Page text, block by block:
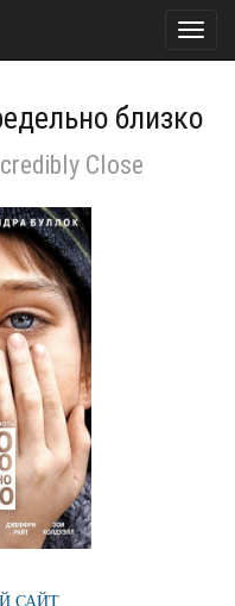
близко
Close
САЙТ